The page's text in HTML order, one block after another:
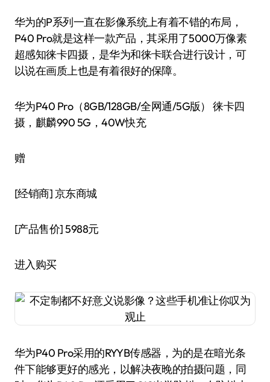
华为的P系列一直在影像系统上有着不错的布局，
P40 Pro就是这样一款产品，其采用了5000万像素
超感知徕卡四摄，是华为和徕卡联合进行设计，可
以说在画质上也是有着很好的保障。
华为P40 Pro（8GB/128GB/全网通/5G版） 徕卡四
摄，麒麟990 5G，40W快充
赠
[经销商]京东商城
[产品售价]5988元
进入购买
华为P40 Pro采用的RYYB传感器，为的是在暗光条
件下能够更好的感光，以解决夜晚的拍摄问题，同